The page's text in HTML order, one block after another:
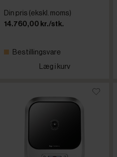
Din pris (ekskl. moms)
14.760,00 kr./stk.
Bestillingsvare
Læg i kurv